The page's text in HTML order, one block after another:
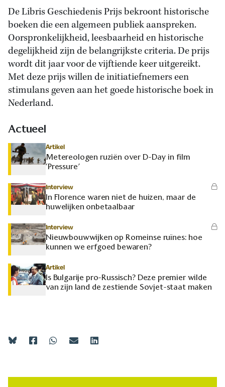
De Libris Geschiedenis Prijs bekroont historische
boeken die een algemeen publiek aanspreken.
Oorspronkelijkheid, leesbaarheid en historische
degelijkheid zijn de belangrijkste criteria. De prijs
wordt dit jaar voor de vijftiende keer uitgereikt.
Met deze prijs willen de initiatiefnemers een
stimulans geven aan het goede historische boek in
Nederland.
Actueel
Artikel
Metereologen ruziën over D-Day in film
‘Pressure’
Interview
In Florence waren niet de huizen, maar de
huwelijken onbetaalbaar
Interview
Nieuwbouwwijken op Romeinse ruïnes: hoe
kunnen we erfgoed bewaren?
Artikel
Is Bulgarije pro-Russisch? Deze premier wilde
van zijn land de zestiende Sovjet-staat maken